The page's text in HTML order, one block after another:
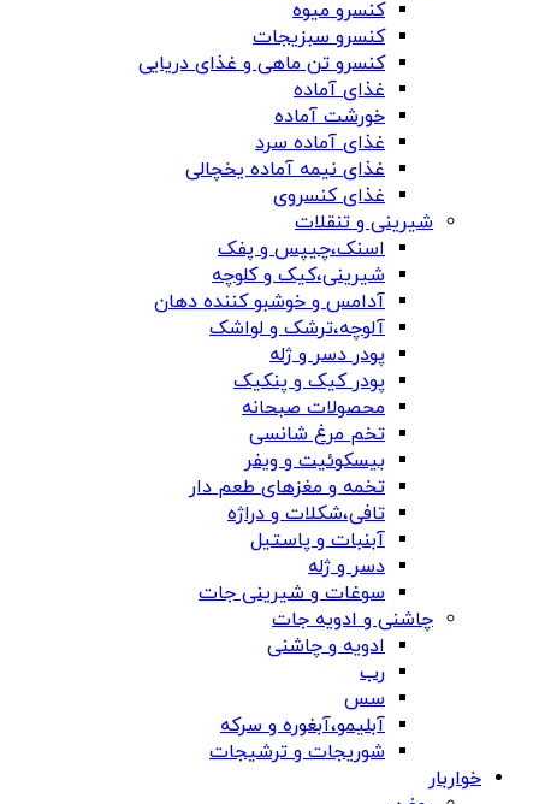
کنسرو میوه
کنسرو سبزیجات
کنسرو تن ماهی و غذای دریایی
غذای آماده
خورشت آماده
غذای آماده سرد
غذای نیمه آماده یخچالی
غذای کنسروی
شیرینی و تنقلات
اسنک،چیپس و پفک
شیرینی،کیک و کلوچه
آدامس و خوشبو کننده دهان
آلوچه،ترشک و لواشک
پودر دسر و ژله
پودر کیک و پنکیک
محصولات صبحانه
تخم مرغ شانسی
بیسکوئیت و ویفر
تخمه و مغزهای طعم دار
تافی،شکلات و دراژه
آبنبات و پاستیل
دسر و ژله
سوغات و شیرینی جات
چاشنی و ادویه جات
ادویه و چاشنی
رب
سس
آبلیمو،آبغوره و سرکه
شوریجات و ترشیجات
خواربار